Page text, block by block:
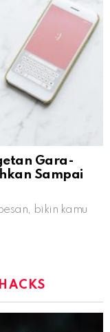
Gara-
Sampai
bikin kamu